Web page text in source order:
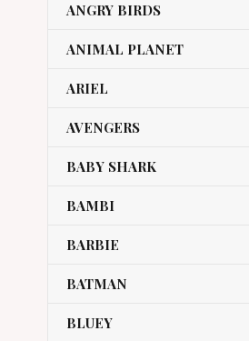
ANGRY BIRDS
ANIMAL PLANET
ARIEL
AVENGERS
BABY SHARK
BAMBI
BARBIE
BATMAN
BLUEY